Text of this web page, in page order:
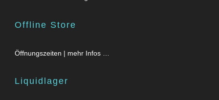
Offline Store
Öffnungszeiten | mehr Infos …
Liquidlager